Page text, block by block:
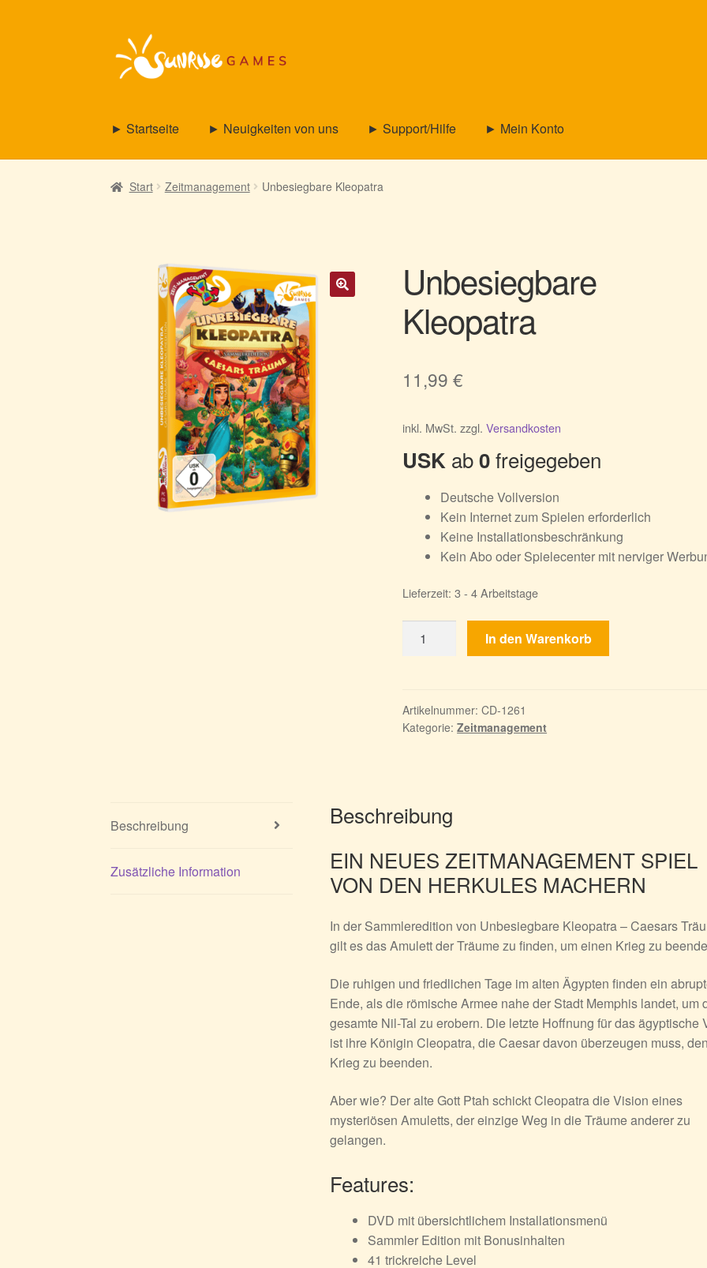
Zur
Navigation
springen
Zum
Inhalt
springen
► Startseite ► Neuigkeiten von uns ► Support/Hilfe ► Mein Konto
Start Zeitmanagement Unbesiegbare Kleopatra
Unbesiegbare
Kleopatra
11,99€
inkl. MwSt. zzgl.Versandkosten
USK ab0freigegeben
Deutsche Vollversion
Kein Internet zum Spielen erforderlich
Keine Installationsbeschränkung
Kein Abo oder Spielecenter mit nerviger
Lieferzeit:3 - 4 Arbeitstage
Kleopatra
In den Warenkorb
Artikelnummer:CD-1261
Kategorie:Zeitmanagement
Beschreibung
Zusätzliche Information
Beschreibung
EIN NEUES ZEITMANAGEMENT SPIEL
VON DEN HERKULES MACHERN
In der Sammleredition von Unbesiegbare Kleopatra – Caesars
gilt es das Amulett der Träume zu finden, um einen Krieg zu
Die ruhigen und friedlichen Tage im alten Ägypten finden ein
Ende, als die römische Armee nahe der Stadt Memphis landet, um
gesamte Nil-Tal zu erobern. Die letzte Hoffnung für das ägyptische
ist ihre Königin Cleopatra, die Caesar davon überzeugen muss, den
Krieg zu beenden.
Aber wie? Der alte Gott Ptah schickt Cleopatra die Vision eines
mysteriösen Amuletts, der einzige Weg in die Träume anderer zu
gelangen.
Features:
DVD mit übersichtlichem Installationsmenü
Sammler Edition mit Bonusinhalten
41 trickreiche Level